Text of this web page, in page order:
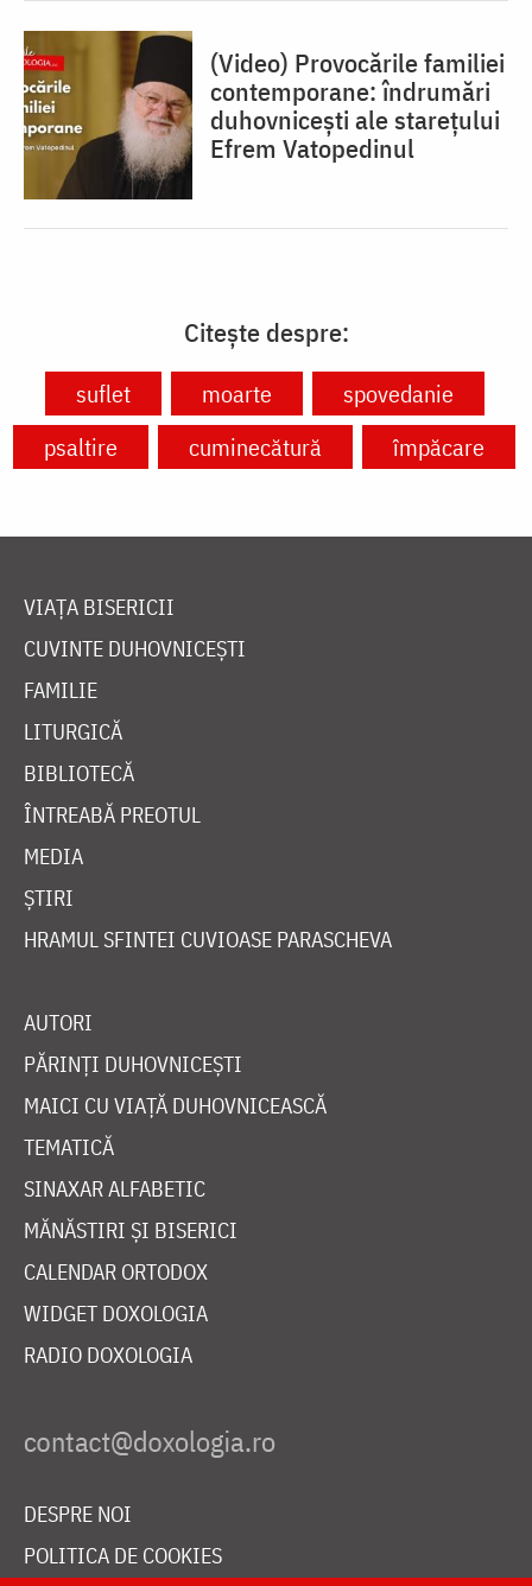
(Video) Provocările familiei
contemporane: îndrumări
duhovnicești ale starețului
Efrem Vatopedinul
Citește despre:
suflet moarte
spovedanie
psaltire
cuminecătură împăcare
VIAȚA BISERICII
CUVINTE DUHOVNICEȘTI
FAMILIE
LITURGICĂ
BIBLIOTECĂ
ÎNTREABĂ PREOTUL
MEDIA
ȘTIRI
HRAMUL SFINTEI CUVIOASE PARASCHEVA
AUTORI
PĂRINȚI DUHOVNICEȘTI
MAICI CU VIAȚĂ DUHOVNICEASCĂ
TEMATICĂ
SINAXAR ALFABETIC
MĂNĂSTIRI ȘI BISERICI
CALENDAR ORTODOX
WIDGET DOXOLOGIA
RADIO DOXOLOGIA
DESPRE NOI
POLITICA DE COOKIES